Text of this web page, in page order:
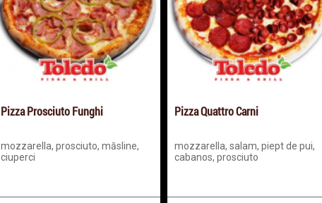
Pizza Prosciuto Funghi
mozzarella, prosciuto, măsline,
ciuperci
Pizza Quattro Carni
mozzarella, salam, piept de pui,
cabanos, prosciuto